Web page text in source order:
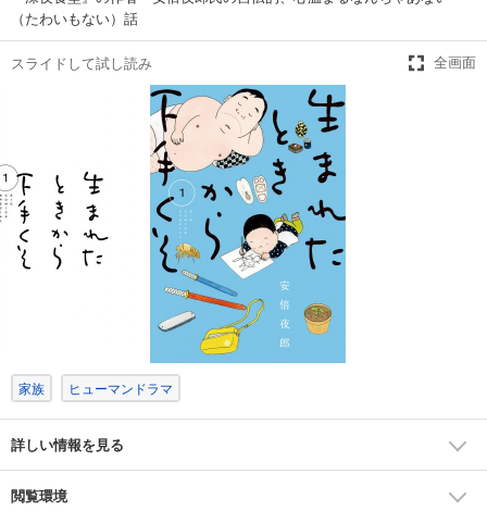
（たわいもない）話
スライドして試し読み 全画面
家族 ヒューマンドラマ
詳しい情報を見る
閲覧環境